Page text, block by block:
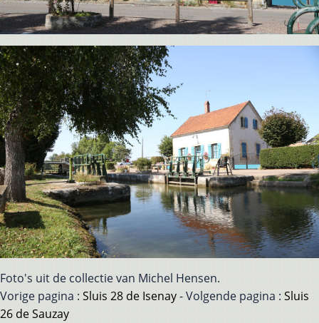
Foto's uit de collectie van Michel Hensen.
Vorige pagina : Sluis 28 de Isenay- Volgende pagina : Sluis
26 de Sauzay